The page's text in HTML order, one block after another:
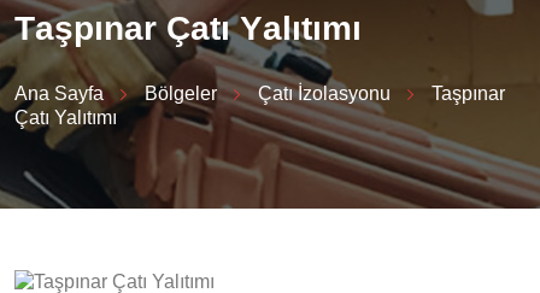
Taşpınar Çatı Yalıtımı
Ana Sayfa Bölgeler Çatı İzolasyonu
Taşpınar
Çatı Yalıtımı